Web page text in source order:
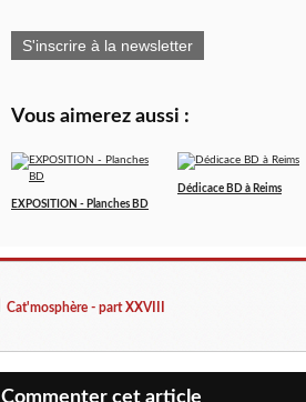
S'inscrire à la newsletter
Vous aimerez aussi :
EXPOSITION - Planches BD
Dédicace BD à Reims
Cat'mosphère - part XXVIII
Commenter cet article